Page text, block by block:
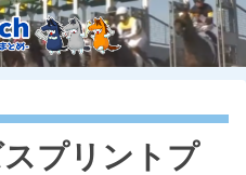
スプリントプ